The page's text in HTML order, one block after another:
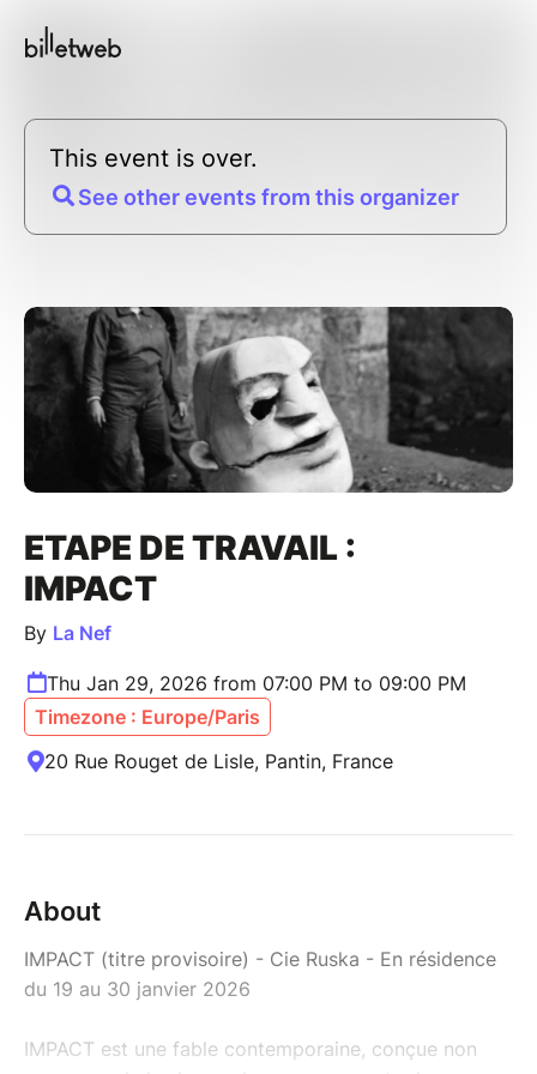
This event is over.
See other events from this organizer
ETAPE DE TRAVAIL :
IMPACT
By La Nef
Thu Jan 29, 2026 from 07:00 PM to 09:00 PM
Timezone : Europe/Paris
20 Rue Rouget de Lisle, Pantin, France
About
IMPACT (titre provisoire) - Cie Ruska - En résidence
du 19 au 30 janvier 2026
IMPACT est une fable contemporaine, conçue non